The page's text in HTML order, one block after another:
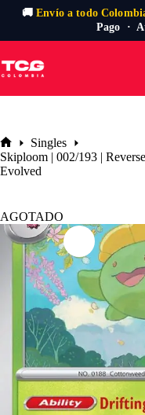
🚚Envío a todo
Pago ·
al
contenido
Inicio
Singles
Skiploom | 002/193 |
Evolved
AGOTADO